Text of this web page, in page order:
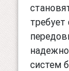
систем